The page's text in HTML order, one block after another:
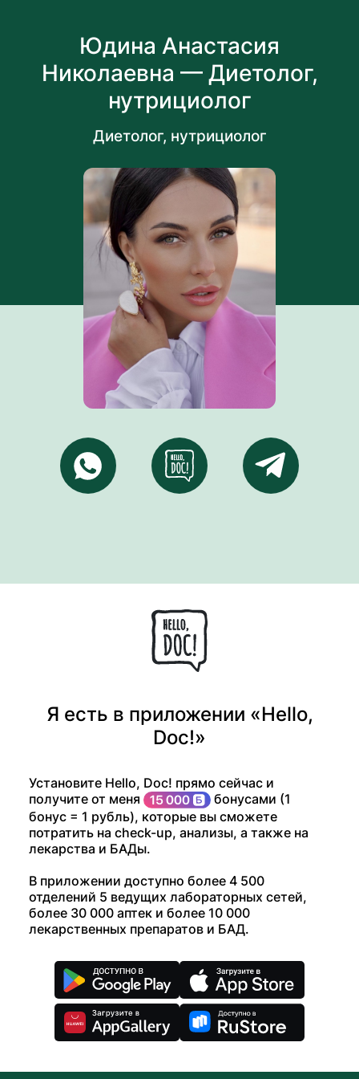
Юдина Анастасия
Николаевна — Диетолог,
нутрициолог
Диетолог, нутрициолог
Я есть в приложении «Hello,
Doc!»
Установите Hello, Doc! прямо сейчас и
получите от меня
бонусами (1
бонус = 1 рубль), которые вы сможете
потратить на check-up, анализы, а также на
лекарства и БАДы.
В приложении доступно более 4 500
отделений 5 ведущих лабораторных сетей,
более 30 000 аптек и более 10 000
лекарственных препаратов и БАД.